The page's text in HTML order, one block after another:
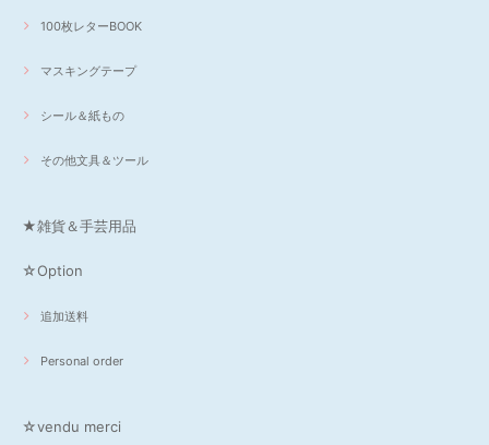
100枚レターBOOK
マスキングテープ
シール＆紙もの
その他文具＆ツール
★雑貨＆手芸用品
☆Option
追加送料
Personal order
☆vendu merci